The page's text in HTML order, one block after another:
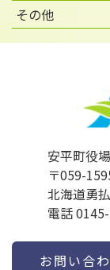
その他
安平町役場
〒059-
北海道勇
電話
お問い合